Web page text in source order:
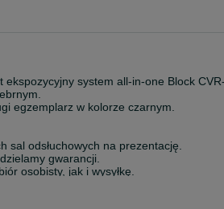
ekspozycyjny system all-in-one Block
egzemplarz w kolorze czarnym.
sal odsłuchowych na prezentację.
gwarancji.
osobisty, jak i wysyłkę.